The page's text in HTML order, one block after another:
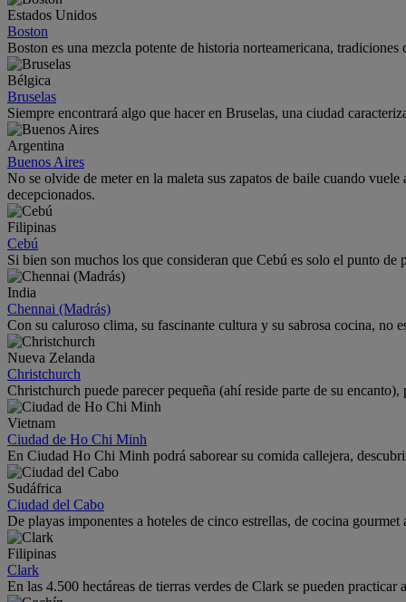
Estados Unidos
Boston
Boston es una mezcla potente de historia norteamericana,
Bélgica
Bruselas
Siempre encontrará algo que hacer en Bruselas, una ciudad
Argentina
Buenos Aires
No se olvide de meter en la maleta sus zapatos de baile cuando
decepcionados.
Filipinas
Cebú
Si bien son muchos los que consideran que Cebú es solo el punto
India
Chennai (Madrás)
Con su caluroso clima, su fascinante cultura y su sabrosa cocina, no
Nueva Zelanda
Christchurch
Christchurch puede parecer pequeña (ahí reside parte de su
Vietnam
Ciudad de Ho Chi Minh
En Ciudad Ho Chi Minh podrá saborear su comida callejera,
Sudáfrica
Ciudad del Cabo
De playas imponentes a hoteles de cinco estrellas, de cocina
Filipinas
Clark
En las 4.500 hectáreas de tierras verdes de Clark se pueden